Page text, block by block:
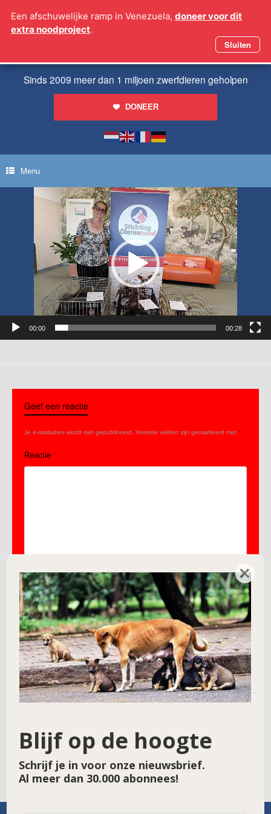
naar
Sinds 2009 meer dan 1 miljoen zwerfdieren geholpen
DONEER
Menu
00:00 00:28
Geef een reactie
Je e-mailadres wordt niet gepubliceerd. Vereiste velden zijn gemarkeerd met *
Reactie *
Naam*
E-mail*
Site
Een afschuwelijke ramp in Venezuela, doneer voor dit
extra noodproject.
Sluiten
×
Blijf op de hoogte
Schrijf je in voor onze nieuwsbrief.
Al meer dan 30.000 abonnees!